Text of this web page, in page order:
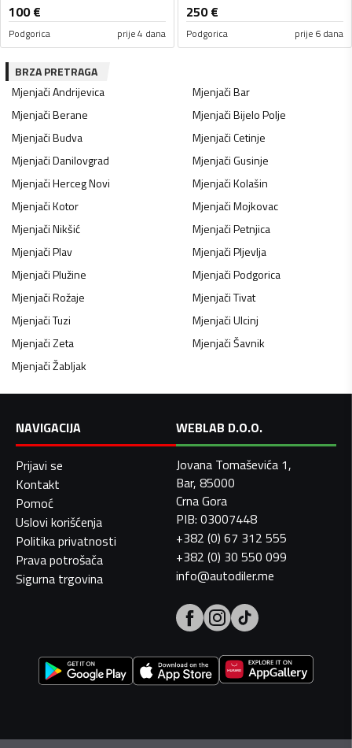
100€
Podgorica prije 4 dana
250€
Podgorica prije 6 dana
BRZA PRETRAGA
MjenjačiAndrijevica MjenjačiBar
MjenjačiBerane MjenjačiBijelo Polje
MjenjačiBudva MjenjačiCetinje
MjenjačiDanilovgrad MjenjačiGusinje
MjenjačiHerceg Novi MjenjačiKolašin
MjenjačiKotor MjenjačiMojkovac
MjenjačiNikšić MjenjačiPetnjica
MjenjačiPlav MjenjačiPljevlja
MjenjačiPlužine MjenjačiPodgorica
MjenjačiRožaje MjenjačiTivat
MjenjačiTuzi MjenjačiUlcinj
MjenjačiZeta MjenjačiŠavnik
MjenjačiŽabljak
NAVIGACIJA
Prijavi se
Kontakt
Pomoć
Uslovi korišćenja
Politika privatnosti
Prava potrošača
Sigurna trgovina
WEBLAB D.O.O.
Jovana Tomaševića 1,
Bar, 85000
Crna Gora
PIB: 03007448
+382 (0) 67 312 555
+382 (0) 30 550 099
info@autodiler.me